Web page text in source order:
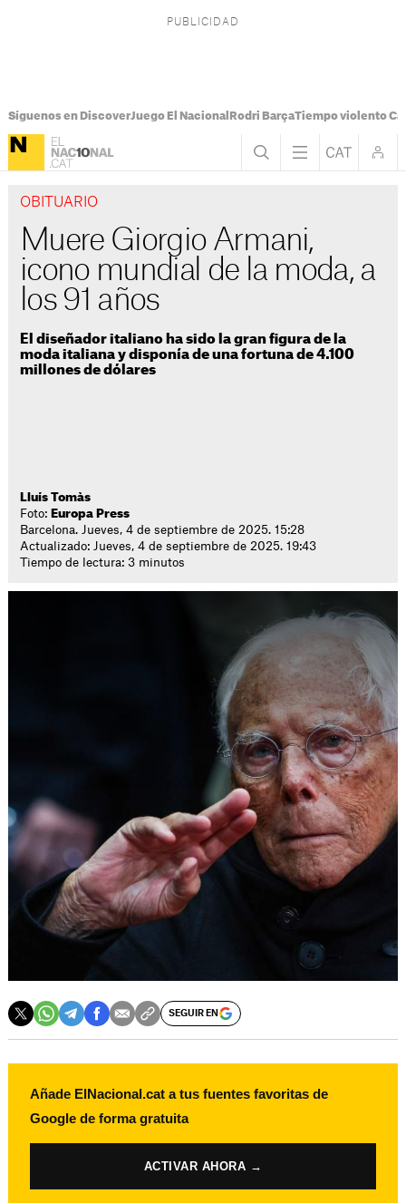
Síguenos en DiscoverJuego El Nacional Rodri BarçaTiempo violento
OBITUARIO
Muere Giorgio Armani,
icono mundial de la moda, a
los 91 años
El diseñador italiano ha sido la gran figura de la
moda italiana y disponía de una fortuna de 4.100
millones de dólares
Lluís Tomàs
Foto: Europa Press
Barcelona. Jueves, 4 de septiembre de 2025. 15:28
Actualizado: Jueves, 4 de septiembre de 2025. 19:43
Tiempo de lectura: 3 minutos
SEGUIR EN
Añade ElNacional.cat a tus fuentes favoritas de
Google de forma gratuita
ACTIVAR AHORA →